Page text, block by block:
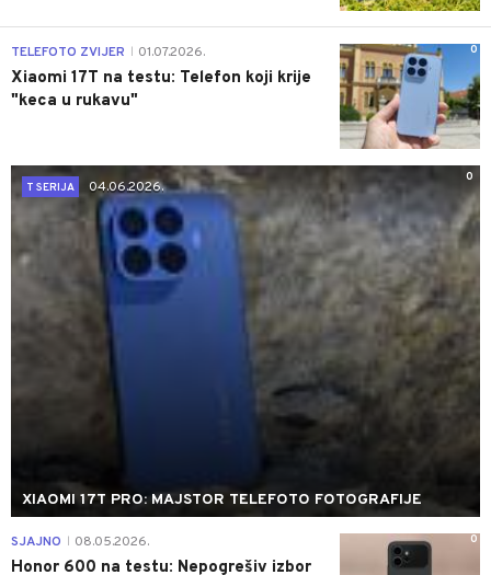
0
TELEFOTO ZVIJER 01.07.2026.
Xiaomi 17T na testu: Telefon koji krije
"keca u rukavu"
0
T SERIJA
04.06.2026.
XIAOMI 17T PRO: MAJSTOR TELEFOTO FOTOGRAFIJE
0
SJAJNO 08.05.2026.
Honor 600 na testu: Nepogrešiv izbor